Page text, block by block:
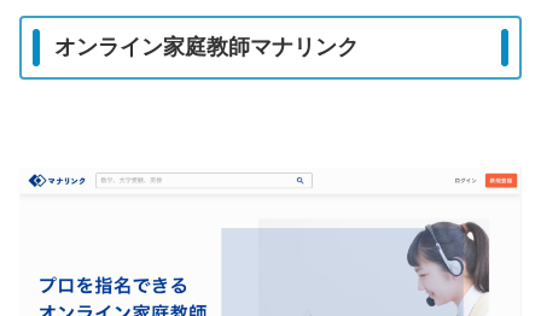
オンライン家庭教師マナリンク